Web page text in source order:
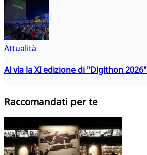
Attualità
Al via la XI edizione di "Digithon 2026"
Raccomandati per te